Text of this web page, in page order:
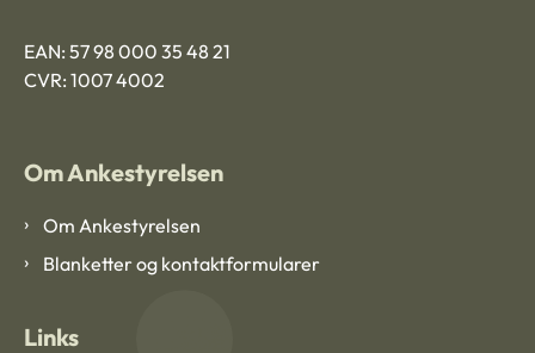
EAN: 57 98 000 35 48 21
CVR: 1007 4002
Om Ankestyrelsen
Om Ankestyrelsen
Blanketter og kontaktformularer
Links